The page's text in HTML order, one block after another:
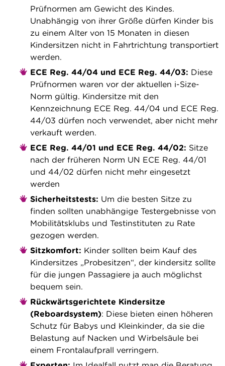
Prüfnormen am Gewicht des Kindes.
Unabhängig von ihrer Größe dürfen Kinder bis
zu einem Alter von 15 Monaten in diesen
Kindersitzen nicht in Fahrtrichtung transportiert
werden.
ECE Reg. 44/04 und ECE Reg. 44/03: Diese
Prüfnormen waren vor der aktuellen i-Size-
Norm gültig. Kindersitze mit den
Kennzeichnung ECE Reg. 44/04 und ECE Reg.
44/03 dürfen noch verwendet, aber nicht mehr
verkauft werden.
ECE Reg. 44/01 und ECE Reg. 44/02: Sitze
nach der früheren Norm UN ECE Reg. 44/01
und 44/02 dürfen nicht mehr eingesetzt
werden
Sicherheitstests: Um die besten Sitze zu
finden sollten unabhängige Testergebnisse von
Mobilitätsklubs und Testinstituten zu Rate
gezogen werden.
Sitzkomfort: Kinder sollten beim Kauf des
Kindersitzes „Probesitzen“, der kindersitz sollte
für die jungen Passagiere ja auch möglichst
bequem sein.
Rückwärtsgerichtete Kindersitze
(Reboardsystem): Diese bieten einen höheren
Schutz für Babys und Kleinkinder, da sie die
Belastung auf Nacken und Wirbelsäule bei
einem Frontalaufprall verringern.